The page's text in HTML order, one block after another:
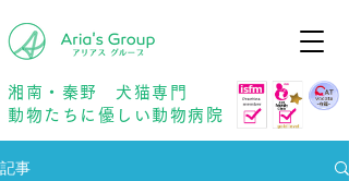
湘南・秦野 犬猫専門
動物たちに優しい動物病院
記事